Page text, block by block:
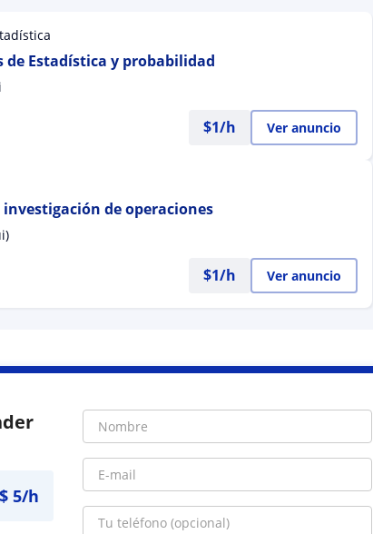
de Estadística y probabilidad
$1/h Ver anuncio
investigación de operaciones
$1/h Ver anuncio
$5/h